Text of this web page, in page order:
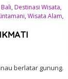
, Destinasi Wisata,
, Wisata Alam,
berlatar gunung.